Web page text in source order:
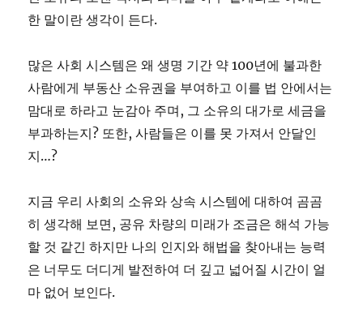
한 말이란 생각이 든다.
많은 사회 시스템은 왜 생명 기간 약 100년에 불과한
사람에게 부동산 소유권을 부여하고 이를 법 안에서는
맘대로 하라고 눈감아 주며, 그 소유의 대가로 세금을
부과하는지? 또한, 사람들은 이를 못 가져서 안달인
지…?
지금 우리 사회의 소유와 상속 시스템에 대하여 곰곰
히 생각해 보면, 공유 차량의 미래가 조금은 해석 가능
할 것 같긴 하지만 나의 인지와 해법을 찾아내는 능력
은 너무도 더디게 발전하여 더 깊고 넓어질 시간이 얼
마 없어 보인다.